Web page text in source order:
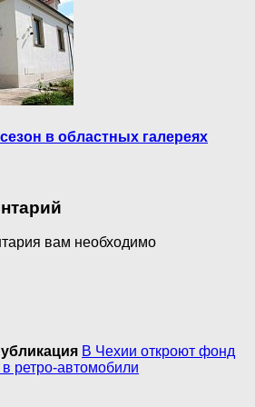
в областных галереях
вам необходимо
В Чехии откроют фонд
ретро-автомобили